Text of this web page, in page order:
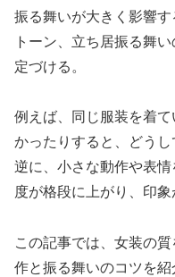
振る舞いが大きく影響
トーン、立ち居振る舞
定づける。
例えば、同じ服装を着
かったりすると、どうし
逆に、小さな動作や表
度が格段に上がり、印象
この記事では、女装の
作と振る舞いのコツを